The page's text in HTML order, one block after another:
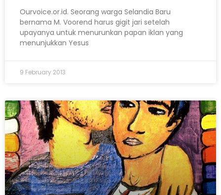
Ourvoice.or.id. Seorang warga Selandia Baru
bernama M. Voorend harus gigit jari setelah
upayanya untuk menurunkan papan iklan yang
menunjukkan Yesus
9 February 2013